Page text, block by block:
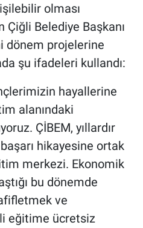
olması
Çiğli Belediye Başkanı
dönem projelerine
şu ifadeleri kullandı:
hayallerine
alanındaki
ÇİBEM, yıllardır
hikayesine ortak
merkezi. Ekonomik
bu dönemde
ve
eğitime ücretsiz